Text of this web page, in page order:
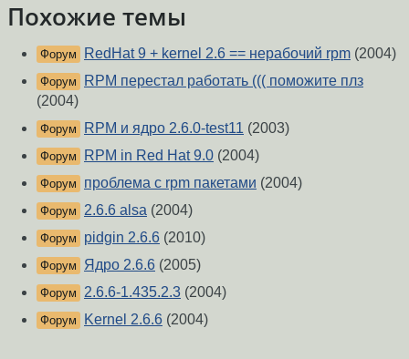
Похожие темы
Форум RedHat 9 + kernel 2.6 == нерабочий rpm (2004)
Форум
RPM перестал работать ((( поможите плз
(2004)
Форум RPM и ядро 2.6.0-test11 (2003)
Форум RPM in Red Hat 9.0 (2004)
Форум проблема с rpm пакетами (2004)
Форум 2.6.6 alsa (2004)
Форум pidgin 2.6.6 (2010)
Форум Ядро 2.6.6 (2005)
Форум 2.6.6-1.435.2.3 (2004)
Форум Kernel 2.6.6 (2004)